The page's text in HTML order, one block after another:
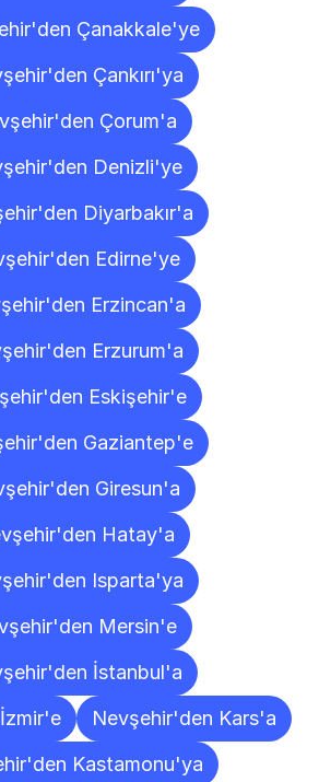
Çanakkale'ye
Çankırı'ya
Çorum'a
Denizli'ye
Diyarbakır'a
Edirne'ye
Erzincan'a
Erzurum'a
Eskişehir'e
Gaziantep'e
Giresun'a
Hatay'a
Isparta'ya
Mersin'e
İstanbul'a
Nevşehir'den Kars'a
Kastamonu'ya